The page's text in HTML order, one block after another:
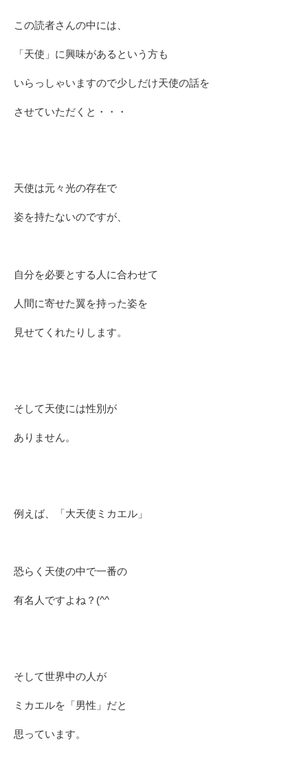
この読者さんの中には、
「天使」に興味があるという方も
いらっしゃいますので少しだけ天使の話を
させていただくと・・・
天使は元々光の存在で
姿を持たないのですが、
自分を必要とする人に合わせて
人間に寄せた翼を持った姿を
見せてくれたりします。
そして天使には性別が
ありません。
例えば、「大天使ミカエル」
恐らく天使の中で一番の
有名人ですよね？(^^ゞ
そして世界中の人が
ミカエルを「男性」だと
思っています。